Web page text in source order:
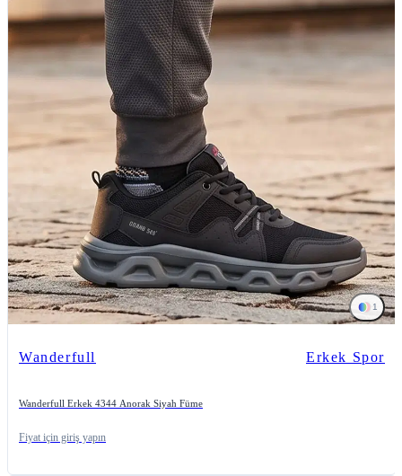
1
Wanderfull Erkek Spor
Wanderfull Erkek 4344 Anorak Siyah Füme
Fiyat için giriş yapın